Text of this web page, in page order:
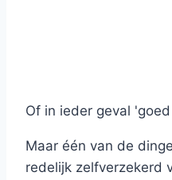
Of in ieder geval
Maar één van de
redelijk zelfverzekerd